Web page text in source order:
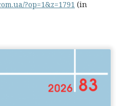
?op=1&z=1791 (in